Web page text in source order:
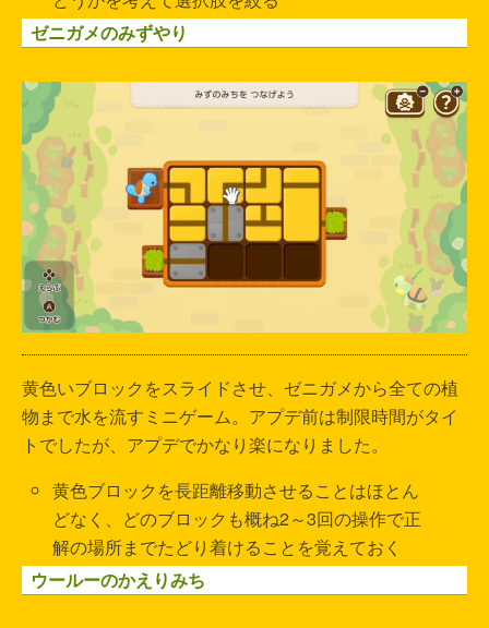
ゼニガメのみずやり
黄色いブロックをスライドさせ、ゼニガメから全ての植
物まで水を流すミニゲーム。アプデ前は制限時間がタイ
トでしたが、アプデでかなり楽になりました。
黄色ブロックを長距離移動させることはほとん
どなく、どのブロックも概ね2～3回の操作で正
解の場所までたどり着けることを覚えておく
ウールーのかえりみち